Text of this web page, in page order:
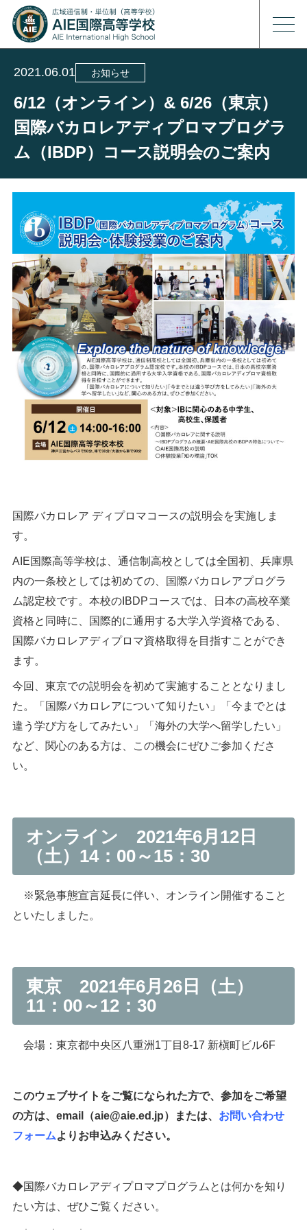
2021.06.01 お知らせ
6/12（オンライン）& 6/26（東京）
国際バカロレアディプロマプログラ
ム（IBDP）コース説明会のご案内
国際バカロレア ディプロマコースの説明会を実施しま
す。
AIE国際高等学校は、通信制高校としては全国初、兵庫県
内の一条校としては初めての、国際バカロレアプログラ
ム認定校です。本校のIBDPコースでは、日本の高校卒業
資格と同時に、国際的に通用する大学入学資格である、
国際バカロレアディプロマ資格取得を目指すことができ
ます。
今回、東京での説明会を初めて実施することとなりまし
た。「国際バカロレアについて知りたい」「今までとは
違う学び方をしてみたい」「海外の大学へ留学したい」
など、関心のある方は、この機会にぜひご参加くださ
い。
オンライン 2021年6月12日
（土）14：00～15：30
※緊急事態宣言延長に伴い、オンライン開催すること
といたしました。
東京 2021年6月26日（土）
11：00～12：30
会場：東京都中央区八重洲1丁目8-17 新槇町ビル6F
このウェブサイトをご覧になられた方で、参加をご希望
の方は、email（aie@aie.ed.jp）または、 お問い合わせ
フォームよりお申込みください。
◆国際バカロレアディプロマプログラムとは何かを知り
たい方は、ぜひご覧ください。